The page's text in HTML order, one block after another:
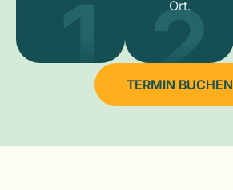
1
Ort.
2
TERMIN BUCHEN